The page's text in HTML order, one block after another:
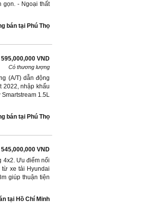
gọn. - Ngoại thất
bán tại Phú Thọ
595,000,000 VND
Có thương lượng
(A/T) dẫn động
2022, nhập khẩu
1.5L
bán tại Phú Thọ
545,000,000 VND
4x2. Ưu điểm nổi
xe tải Hyundai
giúp thuận tiện
tại Hồ Chí Minh